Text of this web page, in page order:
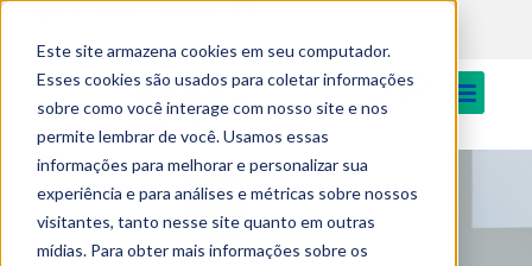
Este site armazena cookies em seu computador.
Esses cookies são usados para coletar informações
sobre como você interage com nosso site e nos
permite lembrar de você. Usamos essas
informações para melhorar e personalizar sua
experiência e para análises e métricas sobre nossos
visitantes, tanto nesse site quanto em outras
mídias. Para obter mais informações sobre os